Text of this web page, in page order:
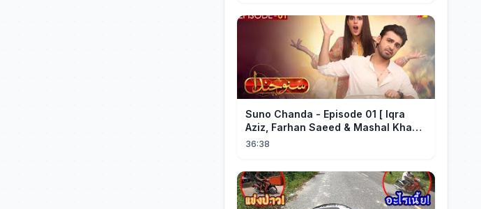
Suno Chanda - Episode 01 [ Iqra
Aziz, Farhan Saeed & Mashal Khan ]
- Funny Pakistani Drama - HUM TV
36:38